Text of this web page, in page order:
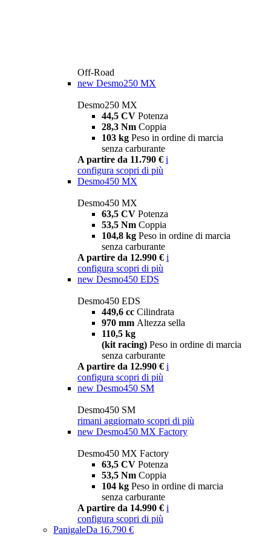
Off-Road
new Desmo250 MX
Desmo250 MX
44,5 CV Potenza
28,3 Nm Coppia
103 kg Peso in ordine di marcia
senza carburante
A partire da 11.790 € i
configura scopri di più
Desmo450 MX
Desmo450 MX
63,5 CV Potenza
53,5 Nm Coppia
104,8 kg Peso in ordine di marcia
senza carburante
A partire da 12.990 € i
configura scopri di più
new Desmo450 EDS
Desmo450 EDS
449,6 cc Cilindrata
970 mm Altezza sella
110,5 kg
(kit racing) Peso in ordine di marcia
senza carburante
A partire da 12.990 € i
configura scopri di più
new Desmo450 SM
Desmo450 SM
rimani aggiornato scopri di più
new Desmo450 MX Factory
Desmo450 MX Factory
63,5 CV Potenza
53,5 Nm Coppia
104 kg Peso in ordine di marcia
senza carburante
A partire da 14.990 € i
configura scopri di più
PanigaleDa 16.790 €